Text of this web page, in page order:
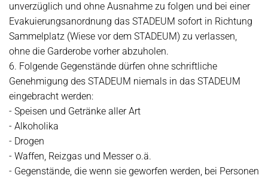
unverzüglich und ohne Ausnahme zu folgen und bei einer
Evakuierungsanordnung das STADEUM sofort in Richtung
Sammelplatz (Wiese vor dem STADEUM) zu verlassen,
ohne die Garderobe vorher abzuholen.
6. Folgende Gegenstände dürfen ohne schriftliche
Genehmigung des STADEUM niemals in das STADEUM
eingebracht werden:
- Speisen und Getränke aller Art
- Alkoholika
- Drogen
- Waffen, Reizgas und Messer o.ä.
- Gegenstände, die wenn sie geworfen werden, bei Personen